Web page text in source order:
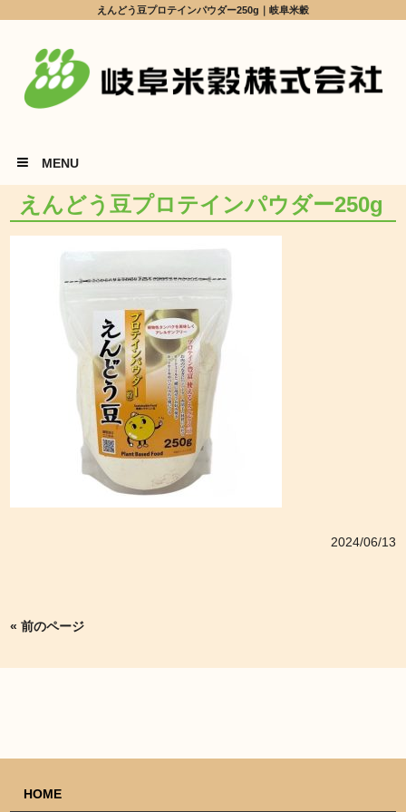
えんどう豆プロテインパウダー250g｜岐阜米穀
MENU
えんどう豆プロテインパウダー250g
2024/06/13
« 前のページ
HOME